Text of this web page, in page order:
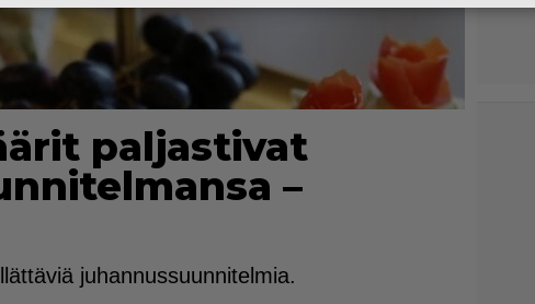
paljastivat
–
juhannussuunnitelmia.